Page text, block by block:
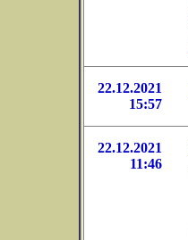
22.12.2021
15:57
22.12.2021
11:46